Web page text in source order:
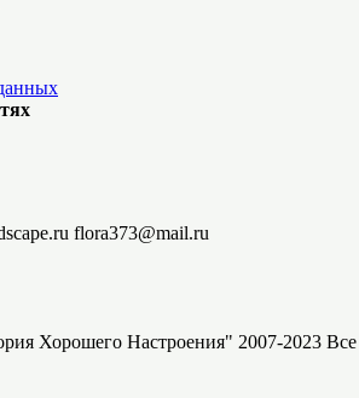
flora373@mail.ru
Хорошего Настроения" 2007-2023 Все